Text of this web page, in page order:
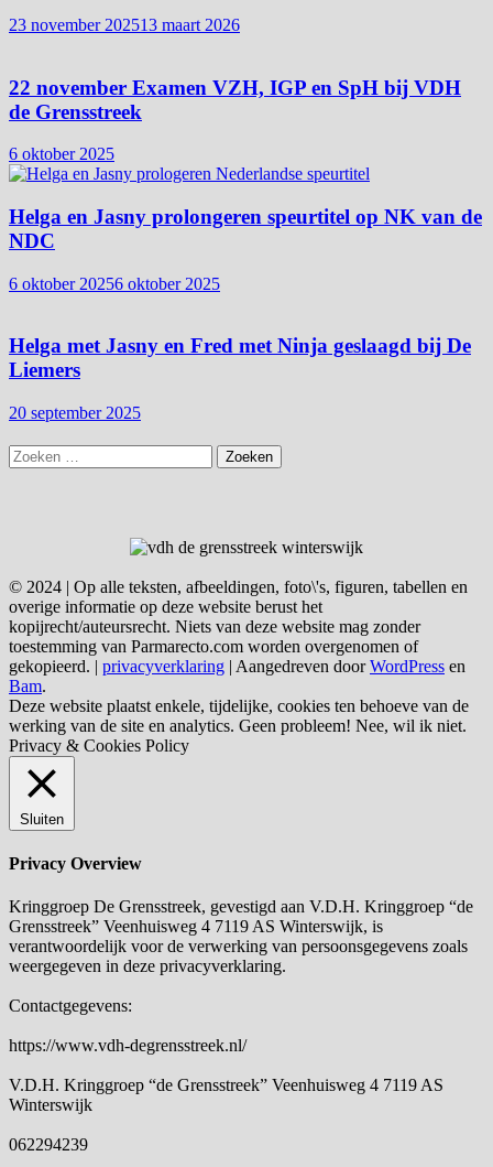
23 november 202513 maart 2026
22 november Examen VZH, IGP en SpH bij VDH
de Grensstreek
6 oktober 2025
Helga en Jasny prolongeren speurtitel op NK van de
NDC
6 oktober 20256 oktober 2025
Helga met Jasny en Fred met Ninja geslaagd bij De
Liemers
20 september 2025
Zoeken
naar:
© 2024 | Op alle teksten, afbeeldingen, foto\'s, figuren, tabellen en
overige informatie op deze website berust het
kopijrecht/auteursrecht. Niets van deze website mag zonder
toestemming van Parmarecto.com worden overgenomen of
gekopieerd. | privacyverklaring | Aangedreven doorWordPress en
Bam.
Deze website plaatst enkele, tijdelijke, cookies ten behoeve van de
werking van de site en analytics. Geen probleem! Nee, wil ik niet.
Privacy & Cookies Policy
Sluiten
Privacy Overview
Kringgroep De Grensstreek, gevestigd aan V.D.H. Kringgroep “de
Grensstreek” Veenhuisweg 4 7119 AS Winterswijk, is
verantwoordelijk voor de verwerking van persoonsgegevens zoals
weergegeven in deze privacyverklaring.
Contactgegevens:
https://www.vdh-degrensstreek.nl/
V.D.H. Kringgroep “de Grensstreek” Veenhuisweg 4 7119 AS
Winterswijk
062294239